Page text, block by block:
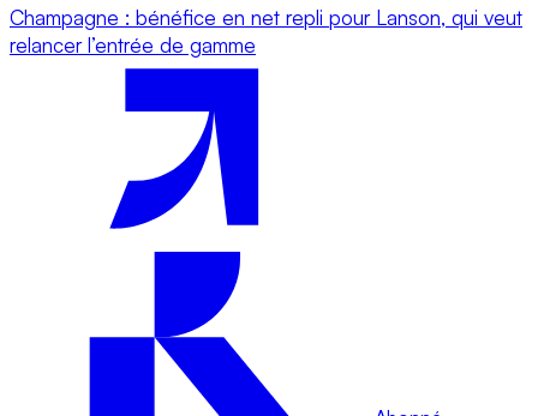
Champagne : bénéfice en net repli pour Lanson, qui veut
relancer l’entrée de gamme